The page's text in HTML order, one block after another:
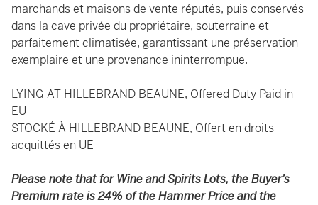
marchands et maisons de vente réputés, puis conservés
dans la cave privée du propriétaire, souterraine et
parfaitement climatisée, garantissant une préservation
exemplaire et une provenance ininterrompue.
LYING AT HILLEBRAND BEAUNE, Offered Duty Paid in
EU
STOCKÉ À HILLEBRAND BEAUNE, Offert en droits
acquittés en UE
Please note that for Wine and Spirits Lots, the Buyer’s
Premium rate is 24% of the Hammer Price and the